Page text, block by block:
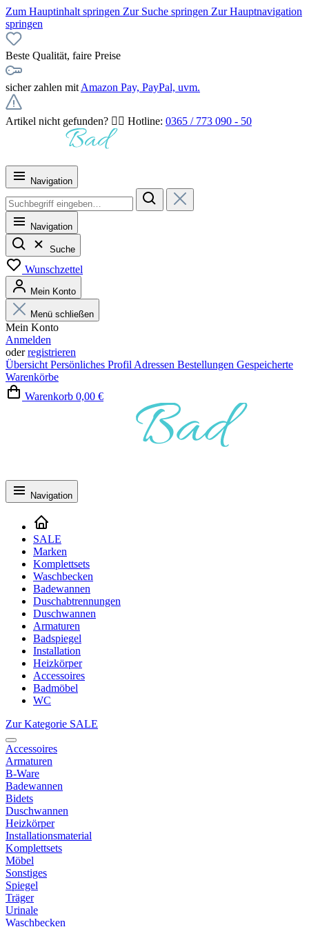
Zum Hauptinhalt springen Zur Suche springen Zur Hauptnavigation
springen
Beste Qualität, faire Preise
sicher zahlen mit Amazon Pay, PayPal, uvm.
Artikel nicht gefunden? 👉🏻 Hotline: 0365 / 773 090 - 50
Navigation
Navigation
Suche
Wunschzettel
Mein Konto
Menü schließen
Mein Konto
Anmelden
oderregistrieren
Übersicht Persönliches Profil Adressen Bestellungen Gespeicherte
Warenkörbe
Warenkorb 0,00 €
Navigation
SALE
Marken
Komplettsets
Waschbecken
Badewannen
Duschabtrennungen
Duschwannen
Armaturen
Badspiegel
Installation
Heizkörper
Accessoires
Badmöbel
WC
Zur Kategorie SALE
Accessoires
Armaturen
B-Ware
Badewannen
Bidets
Duschwannen
Heizkörper
Installationsmaterial
Komplettsets
Möbel
Sonstiges
Spiegel
Träger
Urinale
Waschbecken